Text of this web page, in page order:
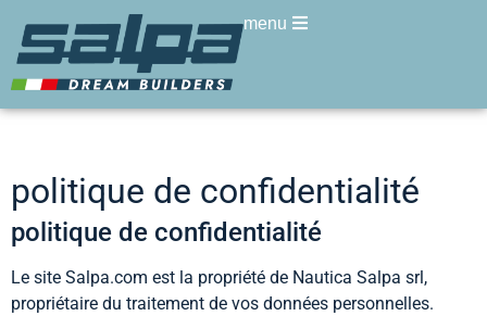
menu
politique de confidentialité
politique de confidentialité
Le site Salpa.com est la propriété de Nautica Salpa srl,
propriétaire du traitement de vos données personnelles.